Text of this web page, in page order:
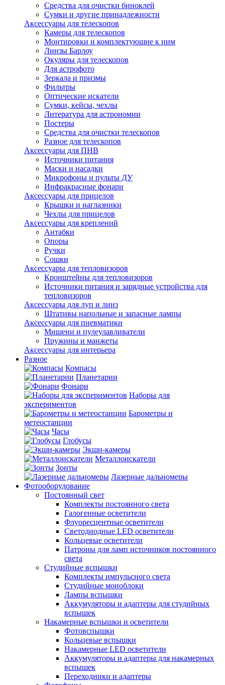
Средства для очистки биноклей
Сумки и другие принадлежности
Аксессуары для телескопов
Камеры для телескопов
Монтировки и комплектующие к ним
Линзы Барлоу
Окуляры для телескопов
Для астрофото
Зеркала и призмы
Фильтры
Оптические искатели
Сумки, кейсы, чехлы
Литература для астрономии
Постеры
Средства для очистки телескопов
Разное для телескопов
Аксессуары для ПНВ
Источники питания
Маски и насадки
Микрофоны и пульты ДУ
Инфракрасные фонари
Аксессуары для прицелов
Крышки и наглазники
Чехлы для прицелов
Аксессуары для креплений
Антабки
Опоры
Ручки
Сошки
Аксессуары для тепловизоров
Кронштейны для тепловизоров
Источники питания и зарядные устройства для
тепловизоров
Аксессуары для луп и линз
Штативы напольные и запасные лампы
Аксессуары для пневматики
Мишени и пулеулавливатели
Пружины и манжеты
Аксессуары для интерьера
Разное
Компасы
Планетарии
Фонари
Наборы для
экспериментов
Барометры и
метеостанции
Часы
Глобусы
Экшн-камеры
Металлоискатели
Зонты
Лазерные дальномеры
Фотооборудование
Постоянный свет
Комплекты постоянного света
Галогенные осветители
Флуоресцентные осветители
Светодиодные LED осветители
Кольцевые осветители
Патроны для ламп источников постоянного
света
Студийные вспышки
Комплекты импульсного света
Студийные моноблоки
Лампы вспышки
Аккумуляторы и адаптеры для студийных
вспышек
Накамерные вспышки и осветители
Фотовспышки
Кольцевые вспышки
Накамерные LED осветители
Аккумуляторы и адаптеры для накамерных
вспышек
Переходники и адаптеры